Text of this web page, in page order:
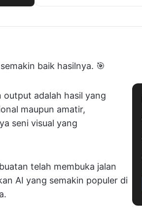
baik hasilnya. 🎯
adalah hasil yang
maupun amatir,
seni visual yang
telah membuka jalan
AI yang semakin populer di